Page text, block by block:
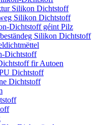
Silikon Dichtstoff
Silikon Dichtstoff
Dichtstoff géint Pilz
Silikon Dichtstoff
Dichtstoff
fir Autoen
Dichtstoff
Dichtstoff